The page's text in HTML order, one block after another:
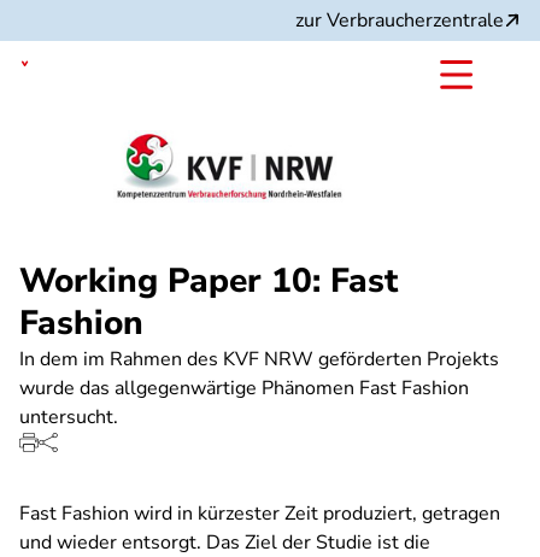
zum
Inhalt
zur Verbraucherzentrale
Working Paper 10: Fast
Fashion
In dem im Rahmen des KVF NRW geförderten Projekts
wurde das allgegenwärtige Phänomen Fast Fashion
untersucht.
Fast Fashion wird in kürzester Zeit produziert, getragen
und wieder entsorgt. Das Ziel der Studie ist die